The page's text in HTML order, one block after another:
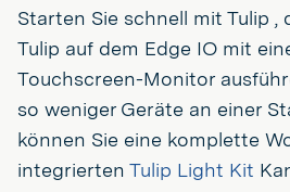
Starten Sie schnell mit Tulip ,
Tulip auf dem Edge IO mit
Touchscreen-Monitor
so weniger Geräte an einer
können Sie eine komplette
integrierten Tulip Light Kit